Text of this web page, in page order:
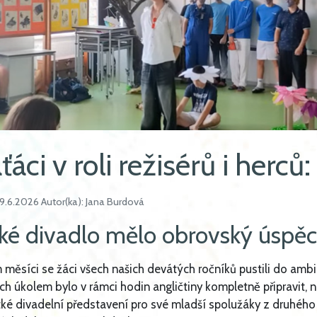
v roli režisérů i herců:
Autor(ka): Jana Burdová
divadlo mělo obrovský
měsíci se žáci všech našich devátých ročníků pustili do
úkolem bylo v rámci hodin angličtiny kompletně připravit,
divadelní představení pro své mladší spolužáky z